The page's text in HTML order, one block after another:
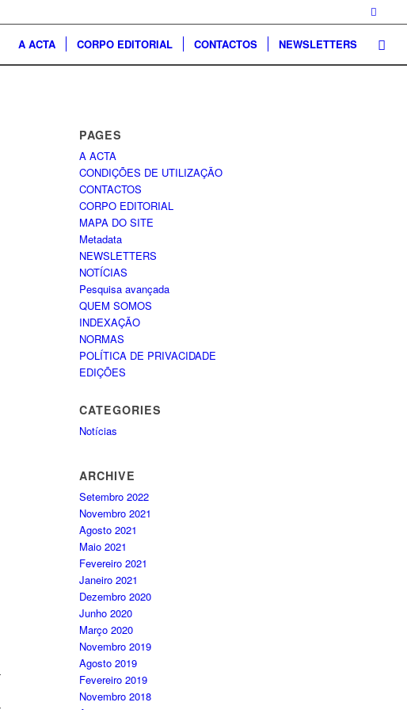
A ACTA CORPO EDITORIAL CONTACTOS NEWSLETTERS
PAGES
A ACTA
CONDIÇÕES DE UTILIZAÇÃO
CONTACTOS
CORPO EDITORIAL
MAPA DO SITE
Metadata
NEWSLETTERS
NOTÍCIAS
Pesquisa avançada
QUEM SOMOS
INDEXAÇÃO
NORMAS
POLÍTICA DE PRIVACIDADE
EDIÇÕES
CATEGORIES
Notícias
ARCHIVE
Setembro 2022
Novembro 2021
Agosto 2021
Maio 2021
Fevereiro 2021
Janeiro 2021
Dezembro 2020
Junho 2020
Março 2020
Novembro 2019
Agosto 2019
Fevereiro 2019
Novembro 2018